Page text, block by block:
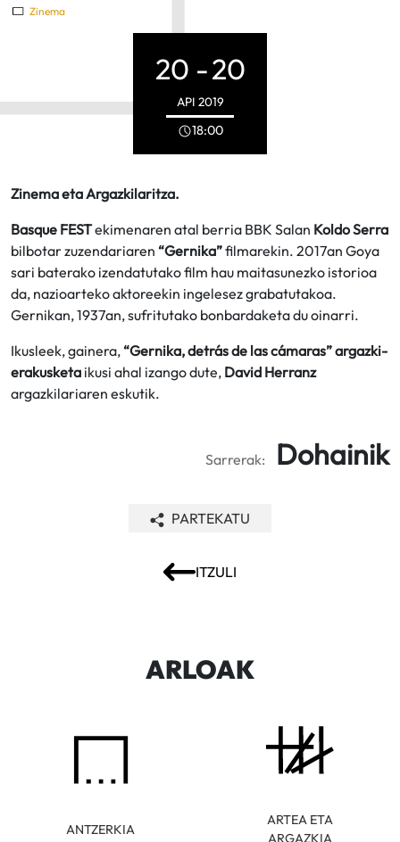
Zinema
20 -20
API 2019
18:00
Zinema eta Argazkilaritza.
Basque FESTekimenaren atal berria BBK Salan Koldo Serra
bilbotar zuzendariaren “Gernika”filmarekin. 2017an Goya
sari baterako izendatutako film hau maitasunezko istorioa
da, nazioarteko aktoreekin ingelesez grabatutakoa.
Gernikan, 1937an, sufritutako bonbardaketa du oinarri.
Ikusleek, gainera,“Gernika, detrás de las cámaras” argazki-
erakusketa ikusi ahal izango dute, David Herranz
argazkilariaren eskutik.
Sarrerak: Dohainik
ITZULI
PARTEKATU
ARLOAK
ANTZERKIA
ARTEA ETA
ARGAZKIA